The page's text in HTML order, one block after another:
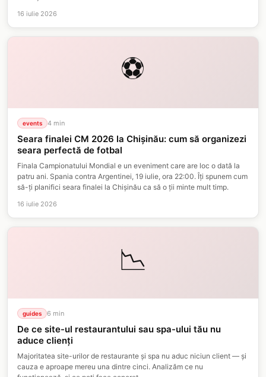
16 iulie 2026
⚽
events 4 min
Seara finalei CM 2026 la Chișinău: cum să organizezi
seara perfectă de fotbal
Finala Campionatului Mondial e un eveniment care are loc o dată la
patru ani. Spania contra Argentinei, 19 iulie, ora 22:00. Îți spunem cum
să-ți planifici seara finalei la Chișinău ca să o ții minte mult timp.
16 iulie 2026
📉
guides 6 min
De ce site-ul restaurantului sau spa-ului tău nu
aduce clienți
Majoritatea site-urilor de restaurante și spa nu aduc niciun client — și
cauza e aproape mereu una dintre cinci. Analizăm ce nu